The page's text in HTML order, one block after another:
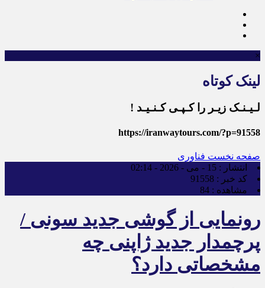
×
لینک کوتاه
لـیـنـک زیـر را کـپـی کـنـیـد !
https://iranwaytours.com/?p=91558
صفحه نخست فناوری
انتشار : 15 - می - 2026 - 02:14
کد خبر : 91558
مشاهده : 84
رونمایی از گوشی جدید سونی /
پرچمدار جدید ژاپنی چه
مشخصاتی دارد؟